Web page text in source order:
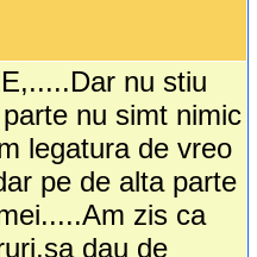
nu stiu
nu simt nimic
legatura de vreo
pe de alta parte
zis ca
dau de